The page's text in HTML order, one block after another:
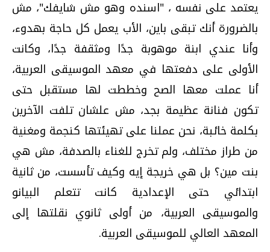
يعتمد على نفسه ، "اسنده وهو مش شايفك"، مش
بالضرورة أنك تبقى باين، الأب يعمل كل حاجة بهدوء،
وأنا عندي ابنة موهوبة جدًا ومثقفة جدًا، وكانت
الأولى على دفعتها في معهد الموسيقى العربية،
أنا عملت معها الصح وخططت لها مستقبل حتى
تكون فنانة عظيمة بجد، مش علشان تلفت الآخرين
بكلمة خائبة، نحن عملنا على تهيئتها كنجمة ومغنية
من طراز مختلف، ولم تخرج للغناء بالصدفة، مش هي
بنت مين؟ بل هي خريجة إيه وكيف تأسست، من ثانية
ابتدائي حتى الإعدادية كانت تتعلم البيانو
والموسيقى العربية، من أولى ثانوي نقلتها إلى
المعهد العالي للموسيقى العربية.